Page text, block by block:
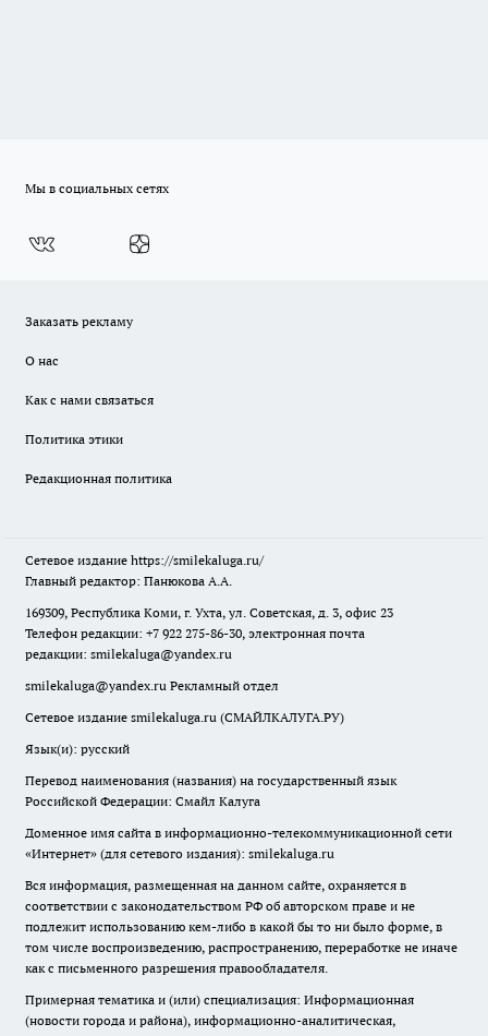
Мы в социальных сетях
Заказать рекламу
О нас
Как с нами связаться
Политика этики
Редакционная политика
Сетевое издание https://smilekaluga.ru/
Главный редактор: Панюкова А.А.
169309, Республика Коми, г. Ухта, ул. Советская, д. 3, офис 23
Телефон редакции: +7 922 275-86-30, электронная почта
редакции: smilekaluga@yandex.ru
smilekaluga@yandex.ru Рекламный отдел
Сетевое издание smilekaluga.ru (СМАЙЛКАЛУГА.РУ)
Язык(и): русский
Перевод наименования (названия) на государственный язык
Российской Федерации: Смайл Калуга
Доменное имя сайта в информационно-телекоммуникационной сети
«Интернет» (для сетевого издания): smilekaluga.ru
Вся информация, размещенная на данном сайте, охраняется в
соответствии с законодательством РФ об авторском праве и не
подлежит использованию кем-либо в какой бы то ни было форме, в
том числе воспроизведению, распространению, переработке не иначе
как с письменного разрешения правообладателя.
Примерная тематика и (или) специализация: Информационная
(новости города и района), информационно-аналитическая,